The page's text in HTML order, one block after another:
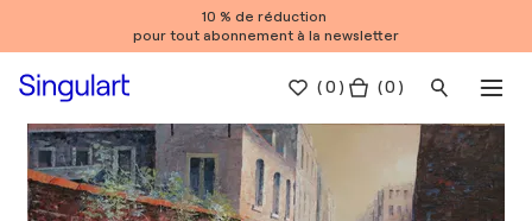
10 % de réduction
pour tout abonnement à la newsletter
(0 ) ( 0 )